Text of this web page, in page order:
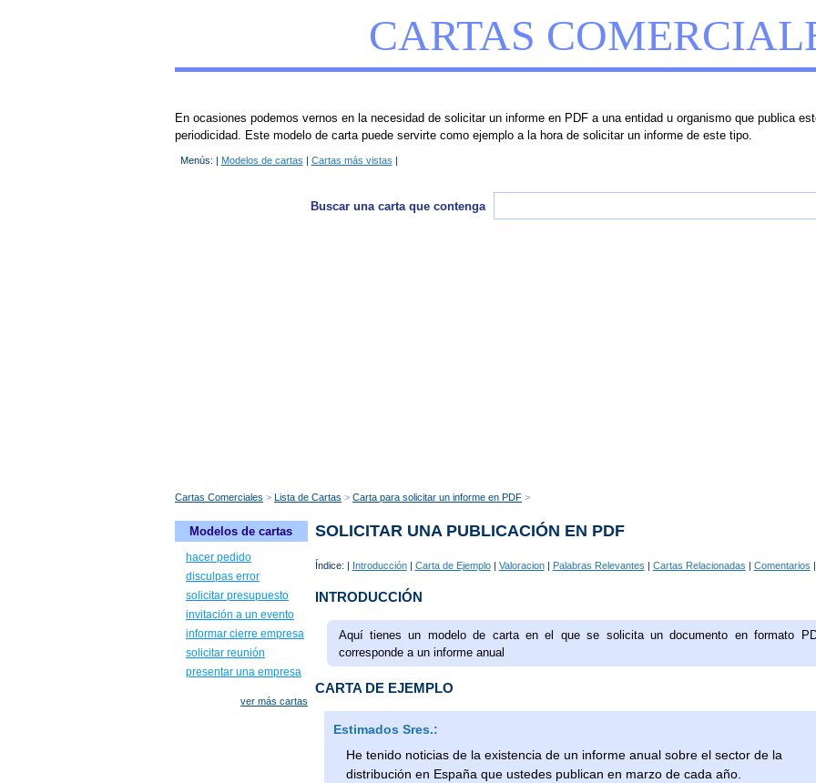
CARTAS
En ocasiones podemos vernos en la necesidad de solicitar un informe en PDF a una entidad u organismo que publica
periodicidad. Este modelo de carta puede servirte como ejemplo a la hora de solicitar un informe de este tipo.
Menús: | Modelos de cartas Cartas más vistas
Buscar una carta que contenga
Cartas Comerciales Lista de Cartas Carta para solicitar un informe en PDF
SOLICITAR UNA PUBLICACIÓN EN PDF
Índice: | Introducción| Carta de Ejemplo| Valoracion| Palabras Relevantes | Cartas Relacionadas | Comentarios |
INTRODUCCIÓN
Aquí tienes un modelo de carta en el que se solicita un documento en formato
corresponde a un informe anual
CARTA DE EJEMPLO
Estimados Sres.:
He tenido noticias de la existencia de un informe anual sobre el sector de la
distribución en España que ustedes publican en marzo de cada año.
Modelos de cartas
hacer pedido
disculpas error
solicitar presupuesto
invitación a un evento
informar cierre empresa
solicitar reunión
presentar una empresa
ver más cartas